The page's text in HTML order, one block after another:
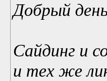
Добрый
Сайдинг и
и тех же